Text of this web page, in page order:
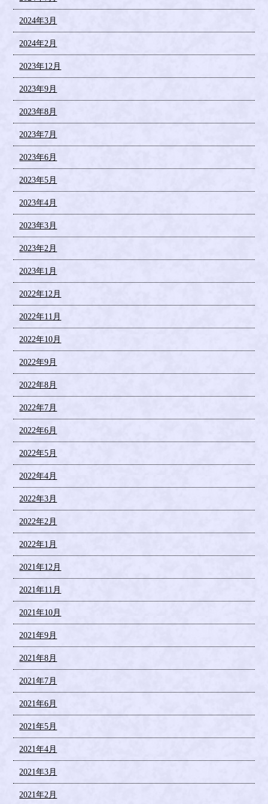
2024年3月
2024年2月
2023年12月
2023年9月
2023年8月
2023年7月
2023年6月
2023年5月
2023年4月
2023年3月
2023年2月
2023年1月
2022年12月
2022年11月
2022年10月
2022年9月
2022年8月
2022年7月
2022年6月
2022年5月
2022年4月
2022年3月
2022年2月
2022年1月
2021年12月
2021年11月
2021年10月
2021年9月
2021年8月
2021年7月
2021年6月
2021年5月
2021年4月
2021年3月
2021年2月